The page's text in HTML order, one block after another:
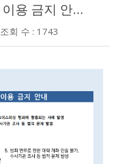
등록금 납부 시 사설환전소 이용 금지 안내
조회 수 : 1743